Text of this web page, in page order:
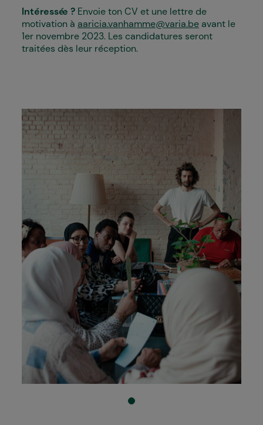
Intéressé·e ? Envoie ton CV et une lettre de
motivation à aaricia.vanhamme@varia.be avant le
1er novembre 2023. Les candidatures seront
traitées dès leur réception.